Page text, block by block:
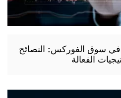
في سوق الفوركس: النصائح
الفعالة